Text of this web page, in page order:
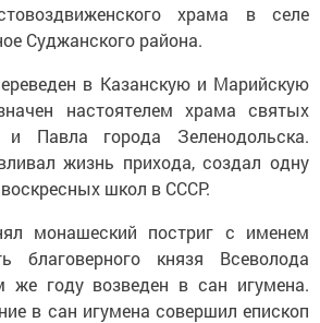
храма в селе
Суджанского района.
в Казанскую и Марийскую
настоятелем храма святых
и Павла города Зеленодольска.
жизнь прихода, создал одну
школ в СССР.
монашеский постриг с именем
благоверного князя Всеволода
же году возведен в сан игумена.
в сан игумена совершил епископ